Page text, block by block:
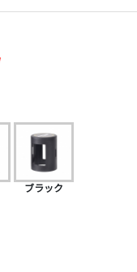
ブラック